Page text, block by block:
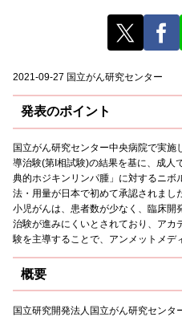
2021-09-27 国立がん研究センター
発表のポイント
国立がん研究センター中央病院で実
導治験(第I相試験)の結果を基に、成人
典的ホジキンリンパ腫」に対するニ
法・用量が日本で初めて承認されまし
小児がんは、患者数が少なく、臨床開
治験が進みにくいとされており、アカ
験を主導することで、アンメットメデ
概要
国立研究開発法人国立がん研究セン